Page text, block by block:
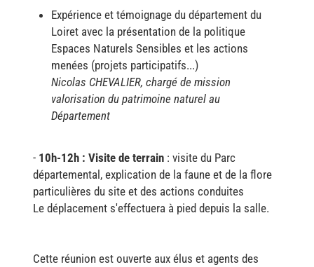
Expérience et témoignage du département du
Loiret avec la présentation de la politique
Espaces Naturels Sensibles et les actions
menées (projets participatifs...)
Nicolas CHEVALIER, chargé de mission
valorisation du patrimoine naturel au
Département
- 10h-12h : Visite de terrain : visite du Parc
départemental, explication de la faune et de la flore
particulières du site et des actions conduites
Le déplacement s'effectuera à pied depuis la salle.
Cette réunion est ouverte aux élus et agents des